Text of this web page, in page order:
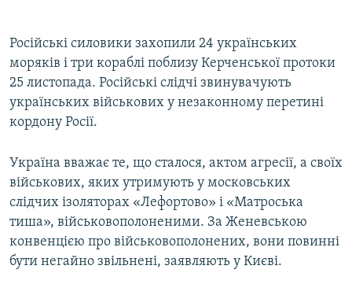
Російські силовики захопили 24 українських
моряків і три кораблі поблизу Керченської протоки
25 листопада. Російські слідчі звинувачують
українських військових у незаконному перетині
кордону Росії.
Україна вважає те, що сталося, актом агресії, а своїх
військових, яких утримують у московських
слідчих ізоляторах «Лефортово» і «Матроська
тиша», військовополоненими. За Женевською
конвенцією про військовополонених, вони повинні
бути негайно звільнені, заявляють у Києві.​